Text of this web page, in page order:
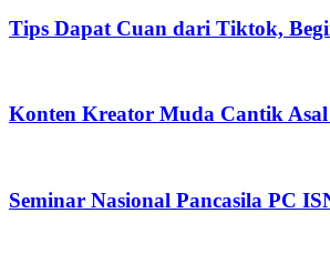
Tips Dapat Cuan dari Tiktok,
Konten Kreator Muda Cantik
Seminar Nasional Pancasila PC